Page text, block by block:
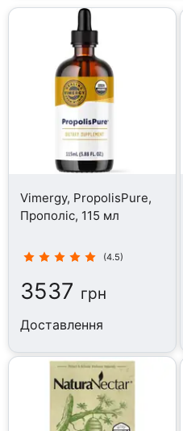
Vimergy, PropolisPure,
Прополіс, 115 мл
(4.5)
3537 грн
Доставлення